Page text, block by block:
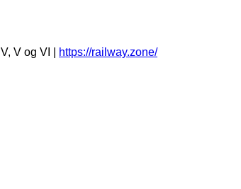
V og VI |
https://railway.zone/